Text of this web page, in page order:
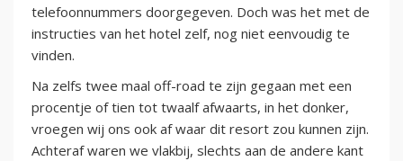
telefoonnummers doorgegeven. Doch was het met de
instructies van het hotel zelf, nog niet eenvoudig te
vinden.
Na zelfs twee maal off-road te zijn gegaan met een
procentje of tien tot twaalf afwaarts, in het donker,
vroegen wij ons ook af waar dit resort zou kunnen zijn.
Achteraf waren we vlakbij, slechts aan de andere kant